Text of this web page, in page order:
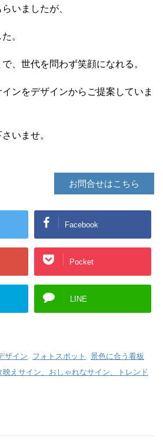
いましたが、
。
、世代を問わず笑顔になれる。
ンをデザインからご提案していま
いませ。
お問合せはこちら
Facebook
Pocket
LINE
ザイン, フォトスポット , 景色に合う看板
えサイン、おしゃれなサイン、トレンド